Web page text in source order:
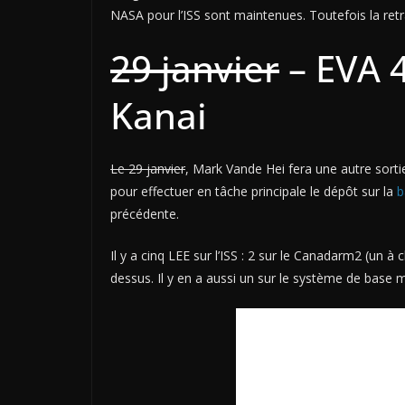
NASA pour l’ISS sont maintenues. Toutefois la
29 janvier – EVA
Kanai
Le 29 janvier, Mark Vande Hei fera une autre
pour effectuer en tâche principale le dépôt sur la
précédente.
Il y a cinq LEE sur l’ISS : 2 sur le Canadarm2 (un
dessus. Il y en a aussi un sur le système de base